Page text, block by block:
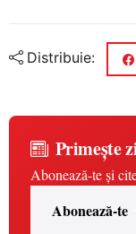
Distribuie:
Primește
Abonează-te și
Abonează-te